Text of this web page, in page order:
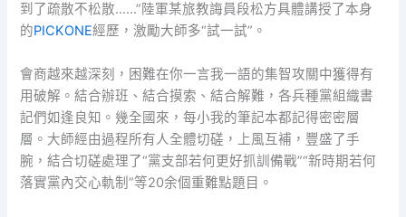
到了疏散不松散……”陸軍某旅教誨員段松方具體講授了本身
的PICKONE經歷，激勵大師多“試一試”。
會商越來越深刻，困難在你一言我一語的集智攻關中獲得有
用破解。結合辦班、結合摸索、結合解難，各兵種黨組織書
記們如逢良知。幾全國來，每小我的筆記本都記得密密層
層。大師經由過程所有人全體切磋，上風互補，豐盛了手
腕，結合切磋處理了“黨支部若何更好抓訓備戰”“新時期若何
落實黨內交心軌制”等20余個重難點題目。